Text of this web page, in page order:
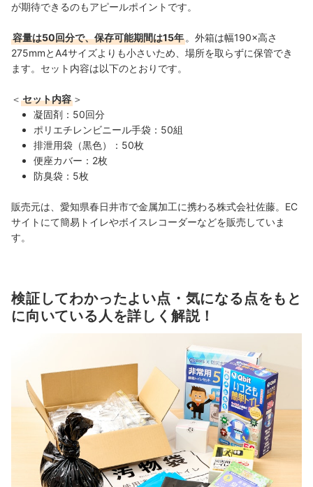
が期待できるのもアピールポイントです。
容量は50回分で、保存可能期間は15年 。外箱は幅190×高さ
275mmとA4サイズよりも小さいため、場所を取らずに保管でき
ます。セット内容は以下のとおりです。
＜ セット内容 ＞
凝固剤：50回分
ポリエチレンビニール手袋：50組
排泄用袋（黒色）：50枚
便座カバー：2枚
防臭袋：5枚
販売元は、愛知県春日井市で金属加工に携わる株式会社佐藤。EC
サイトにて簡易トイレやボイスレコーダーなどを販売していま
す。
検証してわかったよい点・気になる点をもと
に向いている人を詳しく解説！